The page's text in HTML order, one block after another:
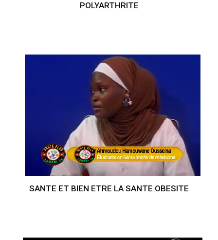
POLYARTHRITE
SANTE ET BIEN ETRE LA SANTE OBESITE